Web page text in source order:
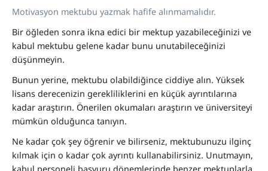
Motivasyon mektubu yazmak hafife alınmamalıdır.
Bir öğleden sonra ikna edici bir mektup yazabileceğinizi ve
kabul mektubu gelene kadar bunu unutabileceğinizi
düşünmeyin.
Bunun yerine, mektubu olabildiğince ciddiye alın. Yüksek
lisans derecenizin gerekliliklerini en küçük ayrıntılarına
kadar araştırın. Önerilen okumaları araştırın ve üniversiteyi
mümkün olduğunca tanıyın.
Ne kadar çok şey öğrenir ve bilirseniz, mektubunuzu ilginç
kılmak için o kadar çok ayrıntı kullanabilirsiniz. Unutmayın,
kabul personeli başvuru dönemlerinde benzer mektuplarla